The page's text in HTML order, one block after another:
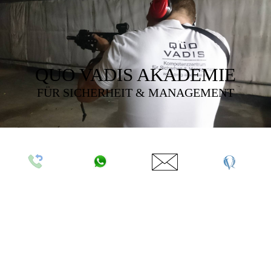
QUO VADIS AKADEMIE
FÜR SICHERHEIT & MANAGEMENT